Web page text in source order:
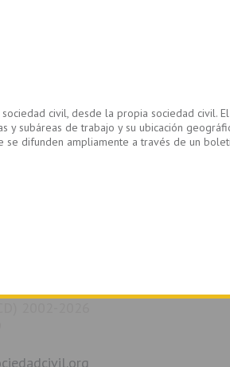
civil, desde la propia sociedad civil. El
subáreas de trabajo y su ubicación
se difunden ampliamente a través de un